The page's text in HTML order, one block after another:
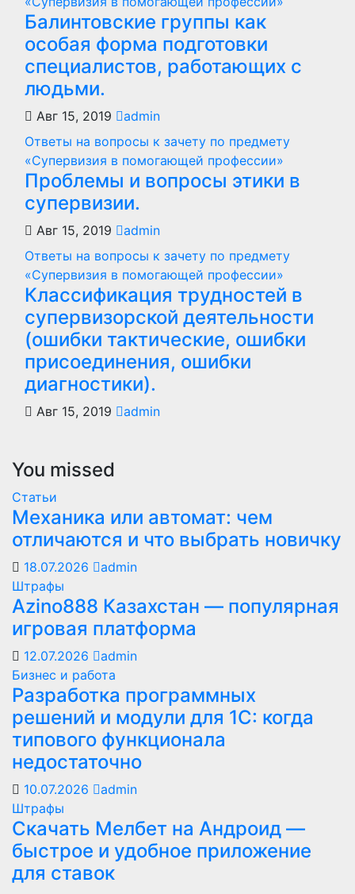
Балинтовские группы как
особая форма подготовки
специалистов, работающих с
людьми.
Авг 15, 2019
admin
Ответы на вопросы к зачету по предмету
«Супервизия в помогающей профессии»
Проблемы и вопросы этики в
супервизии.
Авг 15, 2019
admin
Ответы на вопросы к зачету по предмету
«Супервизия в помогающей профессии»
Классификация трудностей в
супервизорской деятельности
(ошибки тактические, ошибки
присоединения, ошибки
диагностики).
Авг 15, 2019 admin
You missed
Статьи
Механика или автомат: чем
отличаются и что выбрать новичку
18.07.2026
admin
Штрафы
Azino888 Казахстан — популярная
игровая платформа
12.07.2026
admin
Бизнес и работа
Разработка программных
решений и модули для 1С: когда
типового функционала
недостаточно
10.07.2026
admin
Штрафы
Скачать Мелбет на Андроид —
быстрое и удобное приложение
для ставок